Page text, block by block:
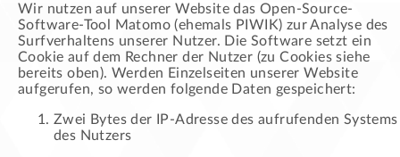
Wir nutzen auf unserer Website das Open-Source-
Software-Tool Matomo (ehemals PIWIK) zur Analyse des
Surfverhaltens unserer Nutzer. Die Software setzt ein
Cookie auf dem Rechner der Nutzer (zu Cookies siehe
bereits oben). Werden Einzelseiten unserer Website
aufgerufen, so werden folgende Daten gespeichert:
Zwei Bytes der IP-Adresse des aufrufenden Systems
des Nutzers